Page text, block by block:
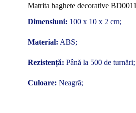
Matrita baghete decorative BD0011
Dimensiuni: 100 x 10 x 2 cm;
Material: ABS;
Rezistență: Până la 500 de turnări;
Culoare: Neagră;